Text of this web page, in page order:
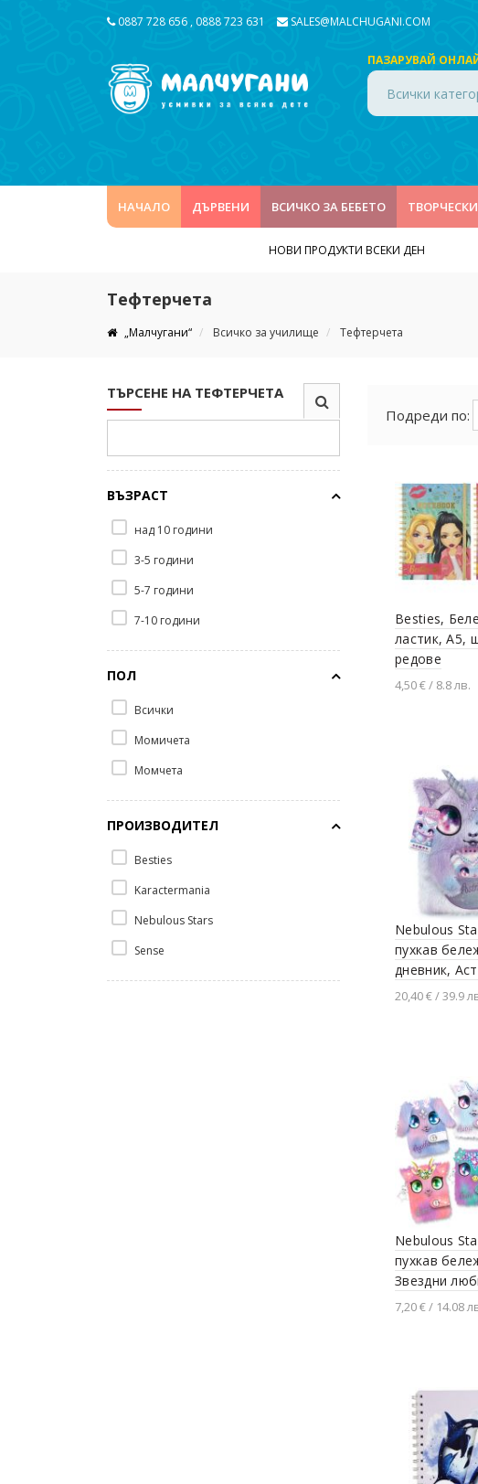
0887 728 656 , 0888 723 631 SALES@MALCHUGANI.COM
ПАЗАРУВАЙ
Всички
НАЧАЛО ДЪРВЕНИ ВСИЧКО ЗА БЕБЕТО ТВОРЧЕСКИ
НОВИ ПРОДУКТИ ВСЕКИ ДЕН
Тефтерчета
„Малчугани“ Всичко за училище Тефтерчета
ТЪРСЕНЕ НА ТЕФТЕРЧЕТА
ВЪЗРАСТ
над 10 години
3-5 години
5-7 години
7-10 години
ПОЛ
Всички
Момичета
Момчета
ПРОИЗВОДИТЕЛ
Besties
Karactermania
Nebulous Stars
Sense
Подреди по:
Besties,
ластик, A5,
редове
4,50 € / 8.8 лв.
Nebulous
пухкав
дневник,
20,40 € / 39.9
Nebulous
пухкав
Звездни
7,20 € / 14.08